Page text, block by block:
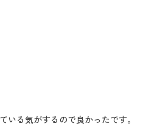
る気がするので良かったです。